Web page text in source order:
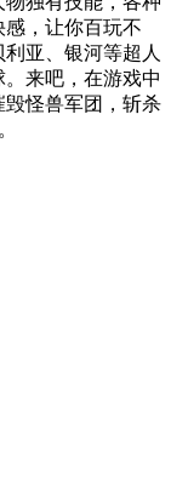
，让你百玩不
亚、银河等超人
来吧，在游戏中
怪兽军团，斩杀